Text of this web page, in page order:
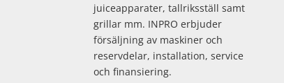
juiceapparater, tallriksställ samt
grillar mm. INPRO erbjuder
försäljning av maskiner och
reservdelar, installation, service
och finansiering.